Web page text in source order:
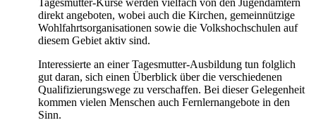
Tagesmutter-Kurse werden vielfach von den Jugendämtern
direkt angeboten, wobei auch die Kirchen, gemeinnützige
Wohlfahrtsorganisationen sowie die Volkshochschulen auf
diesem Gebiet aktiv sind.
Interessierte an einer Tagesmutter-Ausbildung tun folglich
gut daran, sich einen Überblick über die verschiedenen
Qualifizierungswege zu verschaffen. Bei dieser Gelegenheit
kommen vielen Menschen auch Fernlernangebote in den
Sinn.